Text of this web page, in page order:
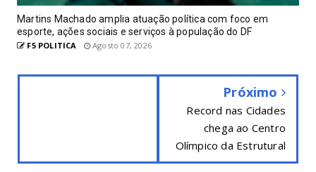
Martins Machado amplia atuação política com foco em
esporte, ações sociais e serviços à população do DF
F5 POLITICA Agosto 07, 2026
Próximo
Record nas Cidades
chega ao Centro
Olímpico da Estrutural